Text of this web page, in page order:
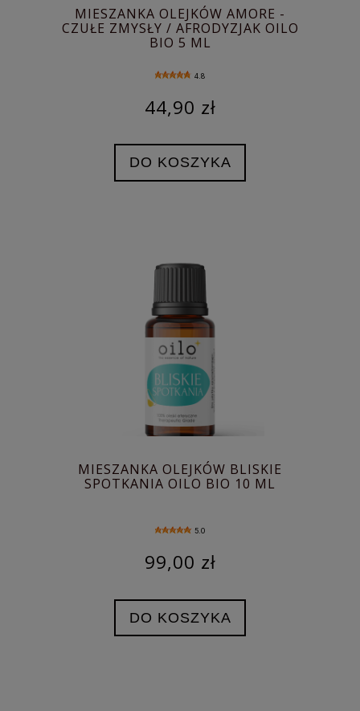
MIESZANKA OLEJKÓW AMORE -
CZUŁE ZMYSŁY / AFRODYZJAK OILO
BIO 5 ML
4.8
44,90 zł
DO KOSZYKA
MIESZANKA OLEJKÓW BLISKIE
SPOTKANIA OILO BIO 10 ML
5.0
99,00 zł
DO KOSZYKA